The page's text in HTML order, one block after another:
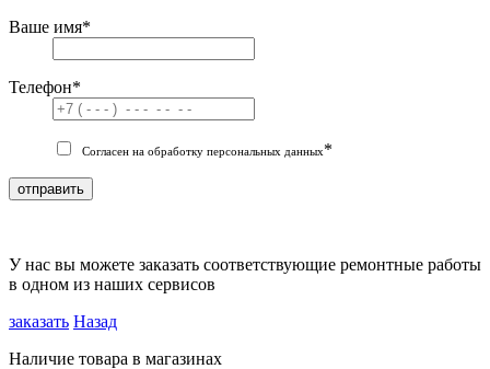
Ваше имя*
Телефон*
Согласен на обработку персональных данных*
отправить
У нас вы можете заказать соответствующие ремонтные работы
в одном из наших сервисов
заказать Назад
Наличие товара в магазинах